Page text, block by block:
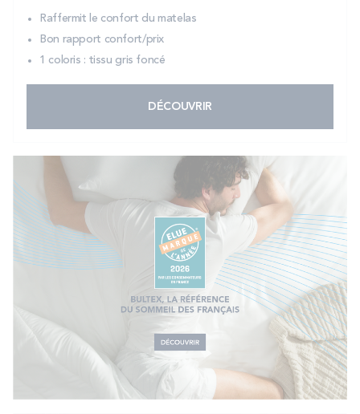
Raffermit le confort du matelas
Bon rapport confort/prix
1 coloris : tissu gris foncé
DÉCOUVRIR